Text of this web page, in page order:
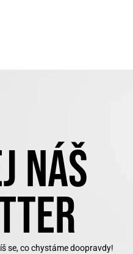
NÁŠ
se, co chystáme doopravdy!